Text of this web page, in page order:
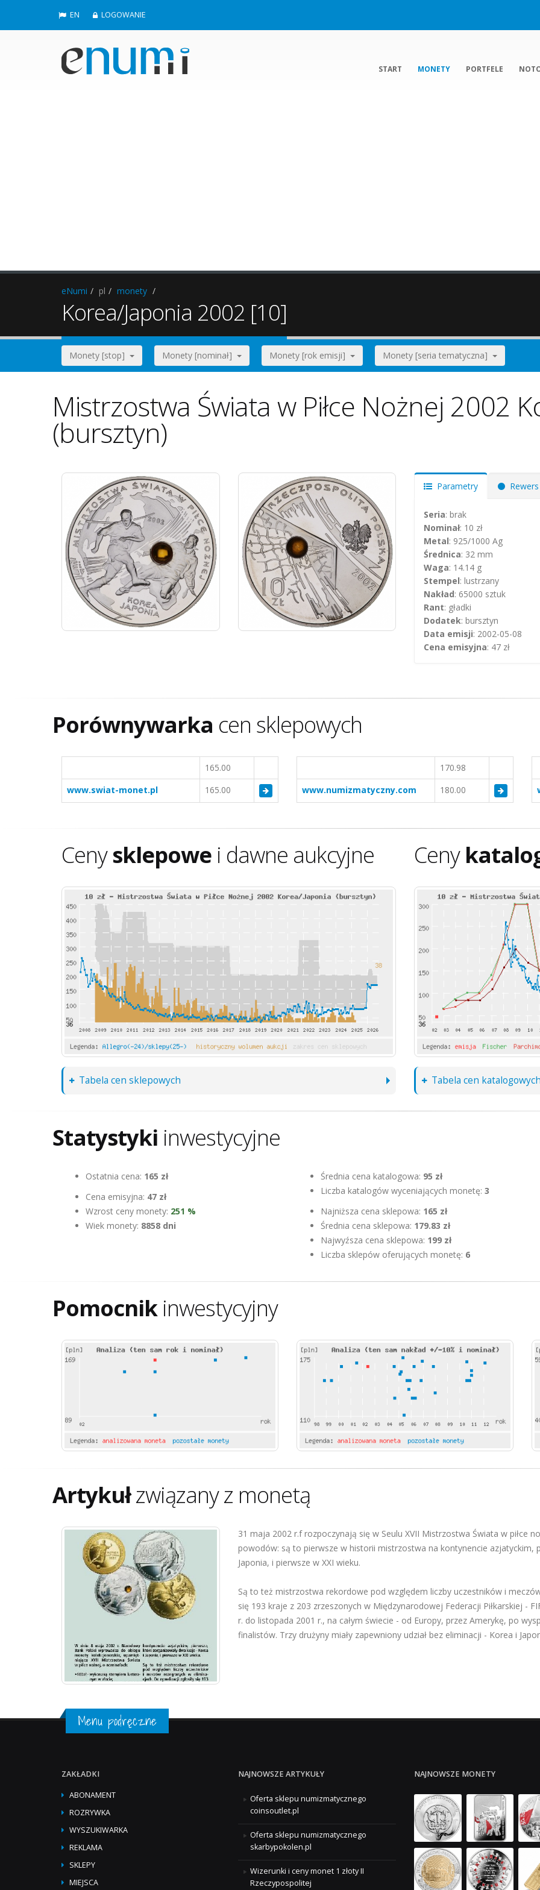
EN LOGOWANIE
START MONETY PORTFELE
eNumi pl monety
Korea/Japonia 2002 [10]
Monety [stop] Monety [nominał] Monety [rok emisji] Monety [seria tematyczna]
Mistrzostwa Świata w Piłce Nożnej 2002
(bursztyn)
Parametry Rewers
Seria: brak
Nominał: 10 zł
Metal: 925/1000 Ag
Średnica: 32 mm
Waga: 14.14 g
Stempel: lustrzany
Nakład: 65000 sztuk
Rant: gładki
Dodatek: bursztyn
Data emisji: 2002-05-08
Cena emisyjna: 47 zł
Porównywarka cen sklepowych
165.00
www.swiat-monet.pl
165.00
170.98
www.numizmatyczny.com
180.00
Cenysklepowe i dawne aukcyjne
Tabela cen sklepowych
Ceny
Tabela cen
Statystyki inwestycyjne
Ostatnia cena: 165 zł
Cena emisyjna: 47 zł
Wzrost ceny monety: 251 %
Wiek monety: 8858 dni
Średnia cena katalogowa: 95 zł
Liczba katalogów wyceniających monetę: 3
Najniższa cena sklepowa: 165 zł
Średnia cena sklepowa: 179.83 zł
Najwyźsza cena sklepowa: 199 zł
Liczba sklepów oferujących monetę: 6
Pomocnikinwestycyjny
Artykułzwiązany z monetą
31 maja 2002 r.f rozpoczynają się w Seulu XVII Mistrzostwa Świata w piłce
powodów: są to pierwsze w historii mistrzostwa na kontynencie azjatyckim,
Japonia, i pierwsze w XXI wieku.
Są to też mistrzostwa rekordowe pod względem liczby uczestników i
się 193 kraje z 203 zrzeszonych w Międzynarodowej Federacji Piłkarskiej -
r. do listopada 2001 r., na całym świecie - od Europy, przez Amerykę, po
finalistów. Trzy drużyny miały zapewniony udział bez eliminacji - Korea i
Menu podręczne
ZAKŁADKI
ABONAMENT
ROZRYWKA
WYSZUKIWARKA
REKLAMA
SKLEPY
MIEJSCA
NAJNOWSZE ARTYKUŁY
Oferta sklepu numizmatycznego
coinsoutlet.pl
Oferta sklepu numizmatycznego
skarbypokolen.pl
Wizerunki i ceny monet 1 złoty II
Rzeczypospolitej
NAJNOWSZE MONETY